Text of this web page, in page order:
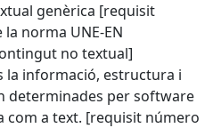
genèrica [requisit
norma UNE-EN
no textual]
la informació, estructura i
determinades per software
com a text. [requisit número